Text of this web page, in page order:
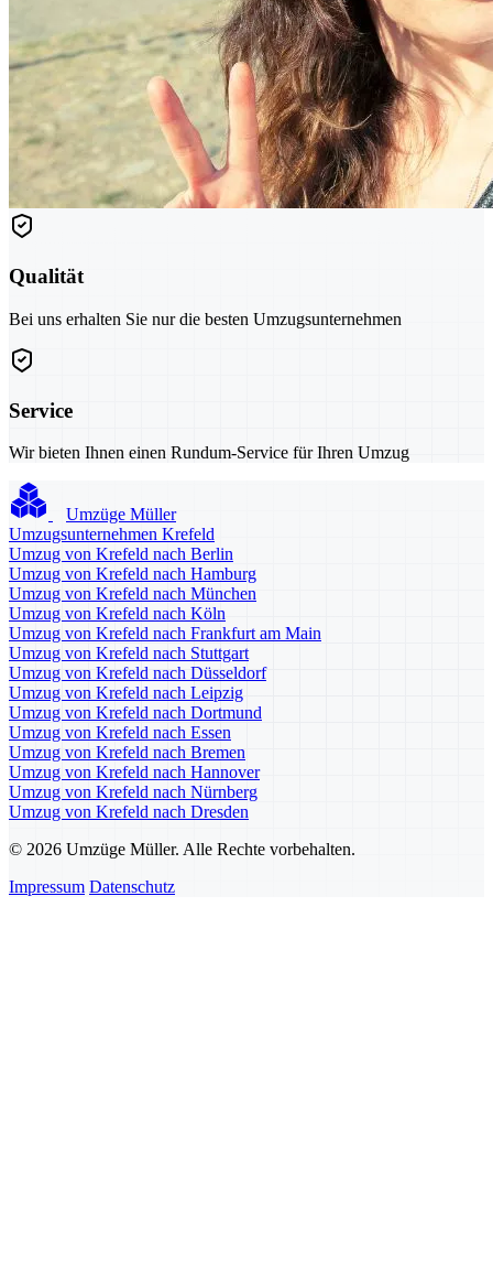
Qualität
Bei uns erhalten Sie nur die besten Umzugsunternehmen
Service
Wir bieten Ihnen einen Rundum-Service für Ihren Umzug
Umzüge Müller
Umzugsunternehmen Krefeld
Umzug von Krefeld nach Berlin
Umzug von Krefeld nach Hamburg
Umzug von Krefeld nach München
Umzug von Krefeld nach Köln
Umzug von Krefeld nach Frankfurt am Main
Umzug von Krefeld nach Stuttgart
Umzug von Krefeld nach Düsseldorf
Umzug von Krefeld nach Leipzig
Umzug von Krefeld nach Dortmund
Umzug von Krefeld nach Essen
Umzug von Krefeld nach Bremen
Umzug von Krefeld nach Hannover
Umzug von Krefeld nach Nürnberg
Umzug von Krefeld nach Dresden
© 2026 Umzüge Müller. Alle Rechte vorbehalten.
Impressum Datenschutz